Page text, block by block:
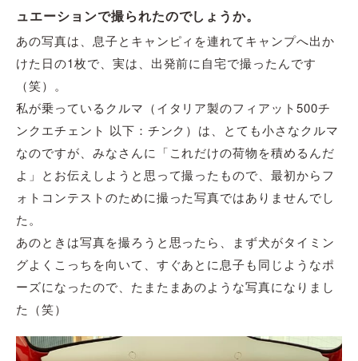
ュエーションで撮られたのでしょうか。
あの写真は、息子とキャンピィを連れてキャンプへ出か
けた日の1枚で、実は、出発前に自宅で撮ったんです
（笑）。
私が乗っているクルマ（イタリア製のフィアット500チ
ンクエチェント 以下：チンク）は、とても小さなクルマ
なのですが、みなさんに「これだけの荷物を積めるんだ
よ」とお伝えしようと思って撮ったもので、最初からフ
ォトコンテストのために撮った写真ではありませんでし
た。
あのときは写真を撮ろうと思ったら、まず犬がタイミン
グよくこっちを向いて、すぐあとに息子も同じようなポ
ーズになったので、たまたまあのような写真になりまし
た（笑）